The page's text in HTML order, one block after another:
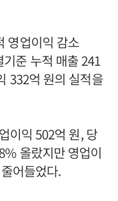
영업이익 감소
준 누적 매출 241
332억 원의 실적을
이익 502억 원, 당
올랐지만 영업이
어들었다.